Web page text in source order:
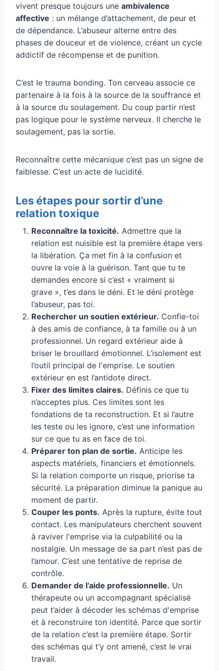
vivent presque toujours une ambivalence
affective : un mélange d’attachement, de peur et
de dépendance. L’abuseur alterne entre des
phases de douceur et de violence, créant un cycle
addictif de récompense et de punition.
C’est le trauma bonding. Ton cerveau associe ce
partenaire à la fois à la source de la souffrance et
à la source du soulagement. Du coup partir n’est
pas logique pour le système nerveux. Il cherche le
soulagement, pas la sortie.
Reconnaître cette mécanique c’est pas un signe de
faiblesse. C’est un acte de lucidité.
Les étapes pour sortir d’une
relation toxique
Reconnaître la toxicité. Admettre que la
relation est nuisible est la première étape vers
la libération. Ça met fin à la confusion et
ouvre la voie à la guérison. Tant que tu te
demandes encore si c’est « vraiment si
grave », t’es dans le déni. Et le déni protège
l’abuseur, pas toi.
Rechercher un soutien extérieur. Confie-toi
à des amis de confiance, à ta famille ou à un
professionnel. Un regard extérieur aide à
briser le brouillard émotionnel. L’isolement est
l’outil principal de l'emprise. Le soutien
extérieur en est l’antidote direct.
Fixer des limites claires. Définis ce que tu
n’acceptes plus. Ces limites sont les
fondations de ta reconstruction. Et si l’autre
les teste ou les ignore, c’est une information
sur ce que tu as en face de toi.
Préparer ton plan de sortie. Anticipe les
aspects matériels, financiers et émotionnels.
Si la relation comporte un risque, priorise ta
sécurité. La préparation diminue la panique au
moment de partir.
Couper les ponts. Après la rupture, évite tout
contact. Les manipulateurs cherchent souvent
à raviver l'emprise via la culpabilité ou la
nostalgie. Un message de sa part n’est pas de
l’amour. C’est une tentative de reprise de
contrôle.
Demander de l’aide professionnelle. Un
thérapeute ou un accompagnant spécialisé
peut t’aider à décoder les schémas d'emprise
et à reconstruire ton identité. Parce que sortir
de la relation c’est la première étape. Sortir
des schémas qui t’y ont amené, c’est le vrai
travail.